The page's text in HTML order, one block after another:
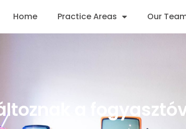
Home Practice Areas Our
a